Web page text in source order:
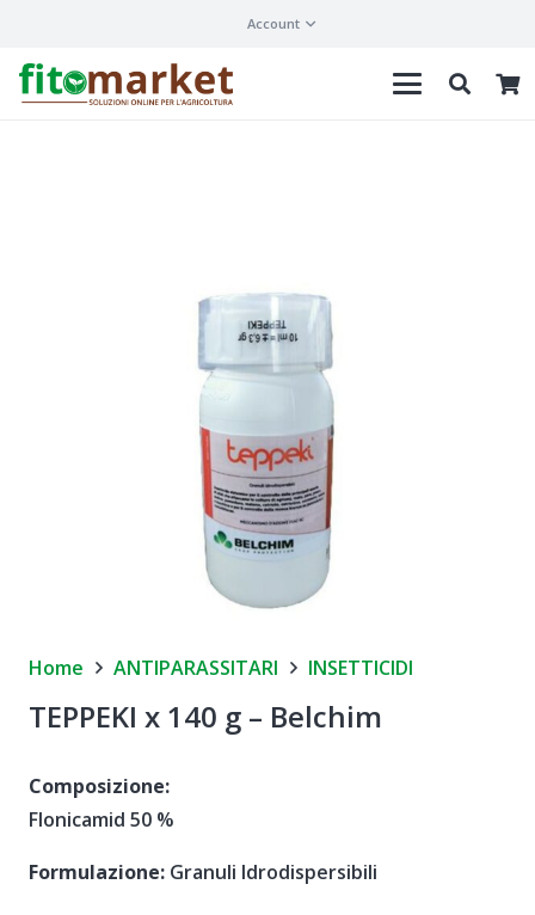
Account
Home ANTIPARASSITARI INSETTICIDI
TEPPEKI x 140 g – Belchim
Composizione:
Flonicamid 50 %
Formulazione: Granuli Idrodispersibili